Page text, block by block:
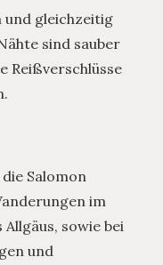
und gleichzeitig
sind sauber
Reißverschlüsse
Salomon
im
sowie bei
und